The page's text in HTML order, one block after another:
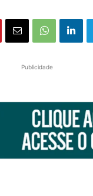
Publicidade